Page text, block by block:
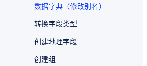
数据字典（修改别名）
转换字段类型
创建地理字段
创建组